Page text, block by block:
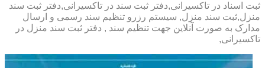
ثبت اسناد در تاکسیرانی,دفتر ثبت سند در تاکسیرانی,دفتر ثبت سند
منزل,ثبت سند منزل, سیستم رزرو تنظیم سند رسمی و ارسال
مدارک به صورت آنلاین جهت تنظیم سند , دفتر ثبت سند منزل در
تاکسیرانی,